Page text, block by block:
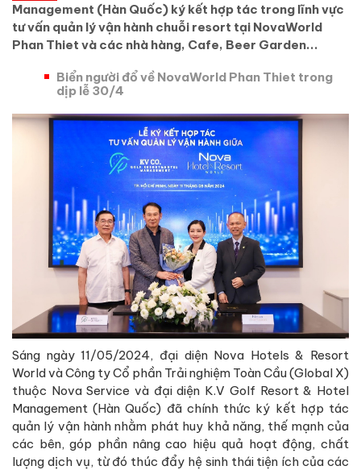
Management (Hàn Quốc) ký kết hợp tác trong lĩnh vực
tư vấn quản lý vận hành chuỗi resort tại NovaWorld
Phan Thiet và các nhà hàng, Cafe, Beer Garden...
Biển người đổ về NovaWorld Phan Thiet trong
dịp lễ 30/4
Sáng ngày 11/05/2024, đại diện Nova Hotels & Resort
World và Công ty Cổ phần Trải nghiệm Toàn Cầu (Global X)
thuộc Nova Service và đại diện K.V Golf Resort & Hotel
Management (Hàn Quốc) đã chính thức ký kết hợp tác
quản lý vận hành nhằm phát huy khả năng, thế mạnh của
các bên, góp phần nâng cao hiệu quả hoạt động, chất
lượng dịch vụ, từ đó thúc đẩy hệ sinh thái tiện ích của các